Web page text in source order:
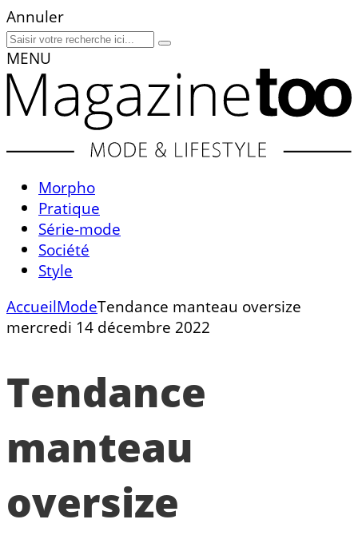
Annuler
MENU
Morpho
Pratique
Série-mode
Société
Style
AccueilModeTendance manteau oversize
mercredi 14 décembre 2022
Tendance
manteau
oversize